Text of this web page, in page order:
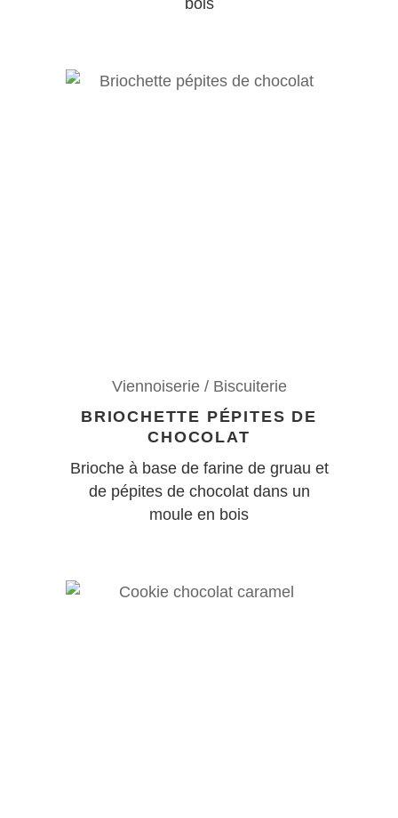
Viennoiserie / Biscuiterie
BRIOCHETTE PÉPITES DE
CHOCOLAT
Brioche à base de farine de gruau et
de pépites de chocolat dans un
moule en bois